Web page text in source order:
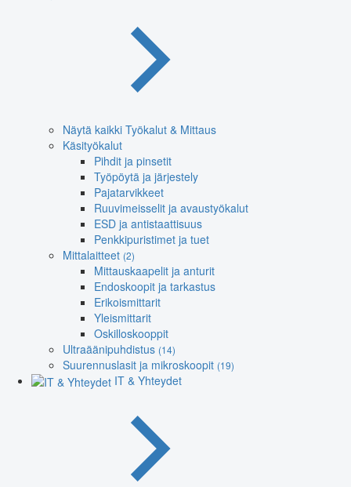
Näytä kaikki Työkalut & Mittaus
Käsityökalut
Pihdit ja pinsetit
Työpöytä ja järjestely
Pajatarvikkeet
Ruuvimeisselit ja avaustyökalut
ESD ja antistaattisuus
Penkkipuristimet ja tuet
Mittalaitteet (2)
Mittauskaapelit ja anturit
Endoskoopit ja tarkastus
Erikoismittarit
Yleismittarit
Oskilloskooppit
Ultraäänipuhdistus (14)
Suurennuslasit ja mikroskoopit (19)
IT & Yhteydet